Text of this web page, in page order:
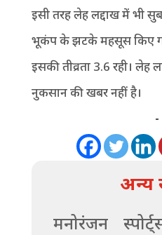
इसी तरह लेह लद्दाख में भी
भूकंप के झटके महसूस किए
इसकी तीव्रता 3.6 रही। लेह
नुकसान की खबर नहीं है।
-
अन्य
मनोरंजन